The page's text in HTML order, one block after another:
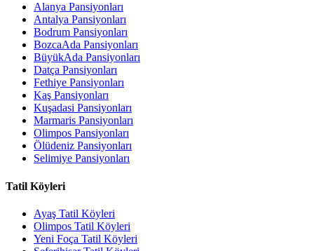
Alanya Pansiyonları
Antalya Pansiyonları
Bodrum Pansiyonları
BozcaAda Pansiyonları
BüyükAda Pansiyonları
Datça Pansiyonları
Fethiye Pansiyonları
Kaş Pansiyonları
Kuşadasi Pansiyonları
Marmaris Pansiyonları
Olimpos Pansiyonları
Ölüdeniz Pansiyonları
Selimiye Pansiyonları
Tatil Köyleri
Ayaş Tatil Köyleri
Olimpos Tatil Köyleri
Yeni Foça Tatil Köyleri